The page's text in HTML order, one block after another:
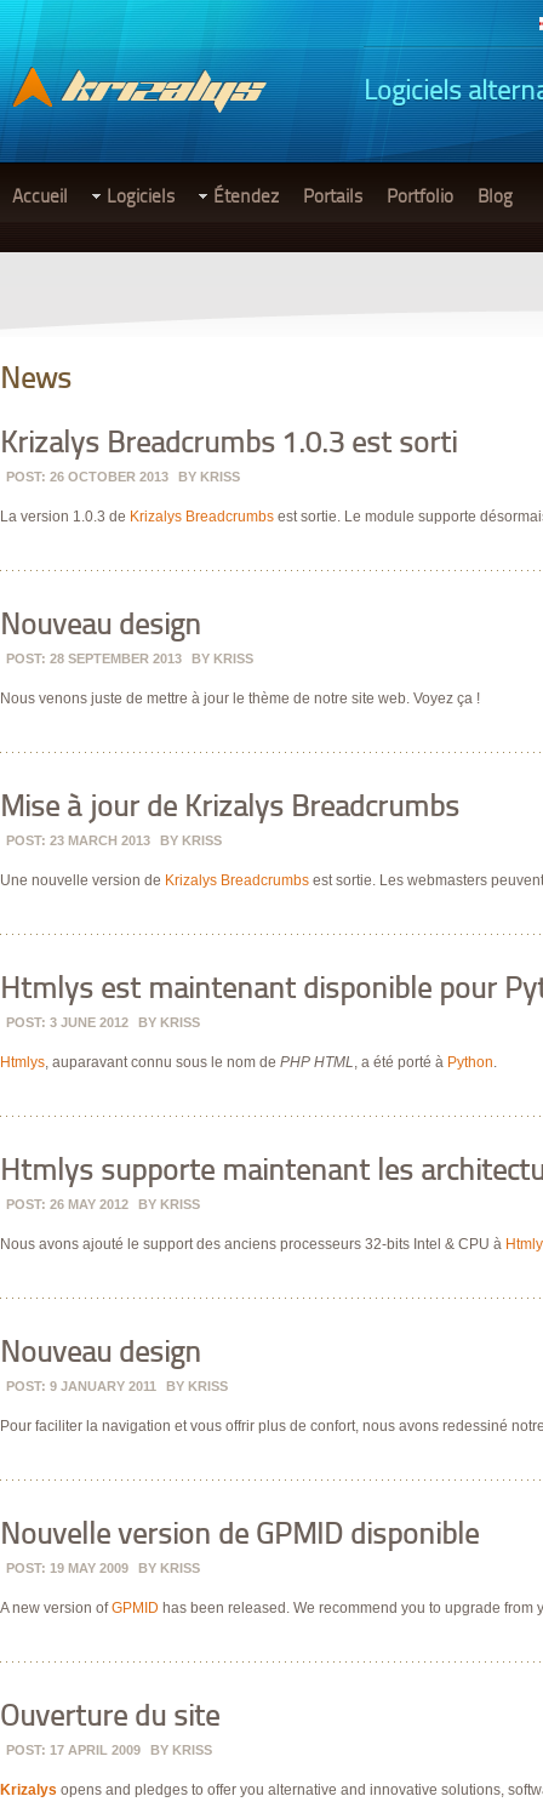
Logiciels
Accueil Logiciels Étendez Portails Portfolio Blog
News
Krizalys Breadcrumbs 1.0.3 est sorti
POST: 26 OCTOBER 2013 BY KRISS
La version 1.0.3 de Krizalys Breadcrumbs est sortie. Le module supporte
Nouveau design
POST: 28 SEPTEMBER 2013 BY KRISS
Nous venons juste de mettre à jour le thème de notre site web. Voyez ça !
Mise à jour de Krizalys Breadcrumbs
POST: 23 MARCH 2013 BY KRISS
Une nouvelle version de Krizalys Breadcrumbs est sortie. Les webmasters
Htmlys est maintenant disponible pour
POST: 3 JUNE 2012 BY KRISS
Htmlys, auparavant connu sous le nom de PHP HTML, a été porté à Python.
Htmlys supporte maintenant les
POST: 26 MAY 2012 BY KRISS
Nous avons ajouté le support des anciens processeurs 32-bits Intel & CPU à
Nouveau design
POST: 9 JANUARY 2011 BY KRISS
Pour faciliter la navigation et vous offrir plus de confort, nous avons redessiné
Nouvelle version de GPMID disponible
POST: 19 MAY 2009 BY KRISS
A new version ofGPMID has been released. We recommend you to upgrade
Ouverture du site
POST: 17 APRIL 2009 BY KRISS
Krizalys opens and pledges to offer you alternative and innovative solutions,